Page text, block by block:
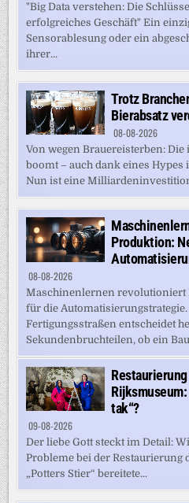
"Big Data verstehen: Die
erfolgreiches Geschäft" Ein
Sensorablesung oder ein
ihrer...
Trotz
Bierabsatz
08-08-2026
Von wegen Brauereisterben:
boomt – auch dank eines Hypes
Nun ist eine
Produktion:
08-08-2026
Maschinenlernen revolutioniert
für die
Fertigungsstraßen entscheidet
Sekundenbruchteilen, ob ein
tak“?
09-08-2026
Der liebe Gott steckt im Detail:
Probleme bei der
„Potters Stier“ bereitete...